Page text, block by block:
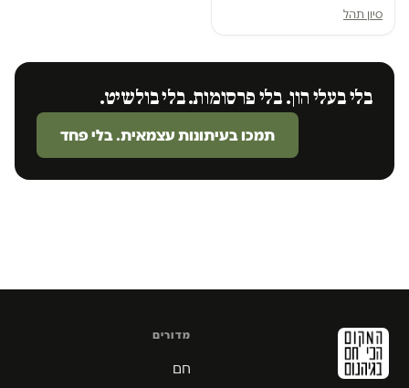
סיון תהל
בלי בעלי הון. בלי פרסומות. בלי בולשיט.
תמכו בעיתונות עצמאית. בלי פחד
מדורים
חם